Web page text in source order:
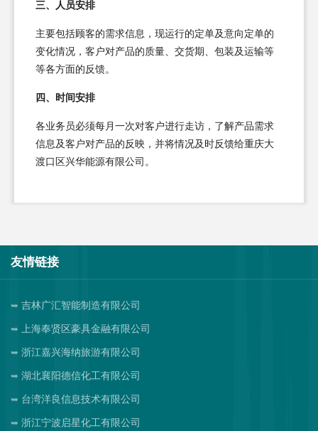
三、人员安排
主要包括顾客的需求信息，现运行的定单及意向定单的
变化情况，客户对产品的质量、交货期、包装及运输等
等各方面的反馈。
四、时间安排
各业务员必须每月一次对客户进行走访，了解产品需求
信息及客户对产品的反映，并将情况及时反馈给重庆大
渡口区兴华能源有限公司。
友情链接
吉林广汇智能制造有限公司
上海奉贤区豪具金融有限公司
浙江嘉兴海纳旅游有限公司
湖北襄阳德信化工有限公司
台湾洋良信息技术有限公司
浙江宁波启星化工有限公司